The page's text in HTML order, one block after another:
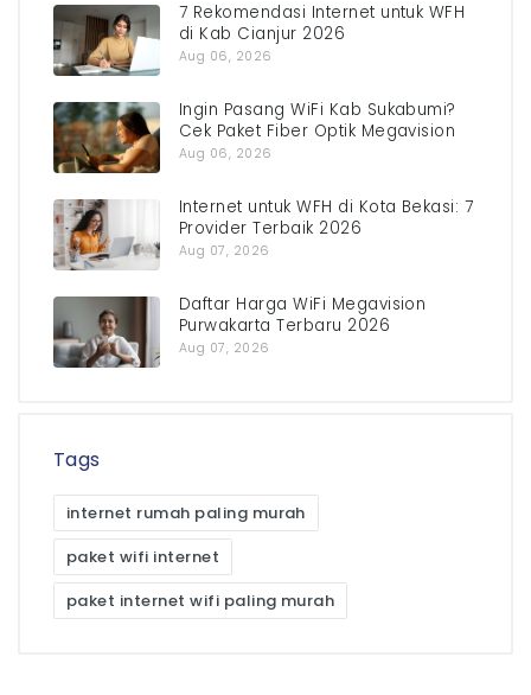
7 Rekomendasi Internet untuk WFH
di Kab Cianjur 2026
Aug 06, 2026
Ingin Pasang WiFi Kab Sukabumi?
Cek Paket Fiber Optik Megavision
Aug 06, 2026
Internet untuk WFH di Kota Bekasi: 7
Provider Terbaik 2026
Aug 07, 2026
Daftar Harga WiFi Megavision
Purwakarta Terbaru 2026
Aug 07, 2026
Tags
internet rumah paling murah
paket wifi internet
paket internet wifi paling murah